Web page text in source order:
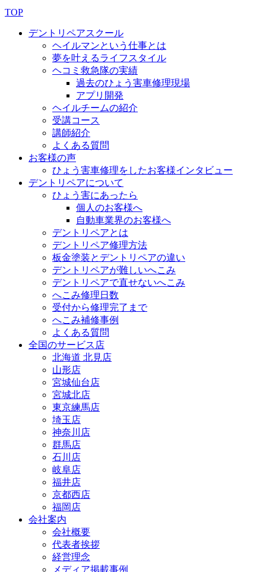
TOP
デントリペアスクール
ヘイルマンという仕事とは
夢を叶えるライフスタイル
ヘコミ救急隊の実績
過去のひょう害車修理現場
アプリ開発
ヘイルチームの紹介
受講コース
講師紹介
よくある質問
お客様の声
ひょう害車修理をしたお客様インタビュー
デントリペアについて
ひょう害にあったら
個人のお客様へ
自動車業界のお客様へ
デントリペアとは
デントリペア修理方法
板金塗装とデントリペアの違い
デントリペアが難しいへこみ
デントリペアで直せないへこみ
へこみ修理日数
受付から修理完了まで
へこみ補修事例
よくある質問
全国のサービス店
北海道 北見店
山形店
宮城仙台店
宮城北店
東京練馬店
埼玉店
神奈川店
群馬店
石川店
岐阜店
福井店
京都西店
福岡店
会社案内
会社概要
代表者挨拶
経営理念
メディア掲載事例